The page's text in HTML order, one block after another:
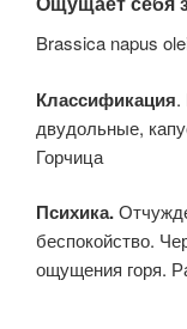
Brassica napus
Классификация.
двудольные,
Горчица
Психика.
беспокойство.
ощущения горя.